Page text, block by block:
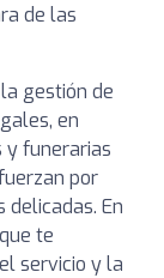
de las
gestión de
en
y funerarias
por
En
te
servicio y la